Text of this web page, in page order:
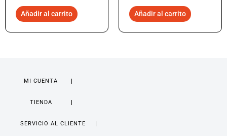
Añadir al carrito Añadir al carrito
MI CUENTA
TIENDA
SERVICIO AL CLIENTE